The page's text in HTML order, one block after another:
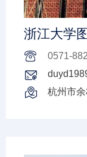
浙江大学
0571-
杭州市